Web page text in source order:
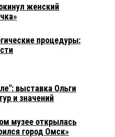
женский
процедуры:
выставка Ольги
и значений
музее открылась
город Омск»